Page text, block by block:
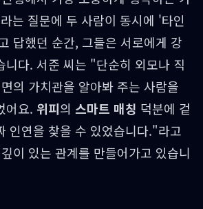
는 질문에 두 사람이 동시에 '타인
답했던 순간, 그들은 서로에게 강
니다. 서준 씨는 "단순히 외모나 직
의 가치관을 알아봐 주는 사람을
어요. 위피의 스마트 매칭 덕분에 겉
인연을 찾을 수 있었습니다."라고
이 있는 관계를 만들어가고 있습니